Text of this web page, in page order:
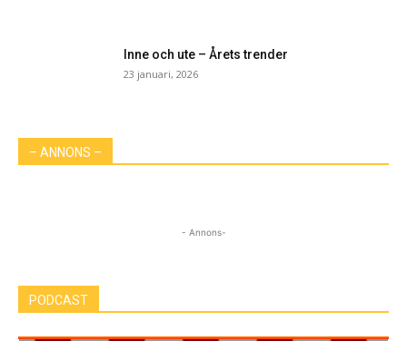
Inne och ute – Årets trender
23 januari, 2026
– ANNONS –
- Annons-
PODCAST